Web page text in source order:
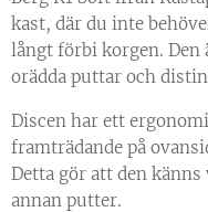
kast, där du inte
långt förbi korgen. Den
orädda puttar och
Discen har ett
framträdande på
Detta gör att den
annan putter.